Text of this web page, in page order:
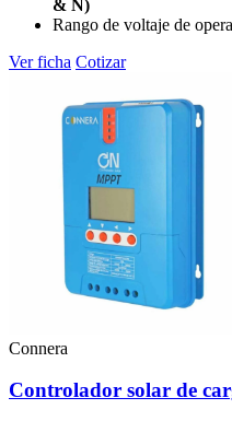
& N)
Rango de voltaje de
Ver ficha Cotizar
Connera
Controlador solar de